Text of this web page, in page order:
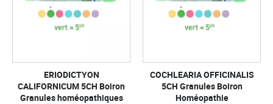
ERIODICTYON
CALIFORNICUM 5CH Boiron
Granules homéopathiques
COCHLEARIA OFFICINALIS
5CH Granules Boiron
Homéopathie